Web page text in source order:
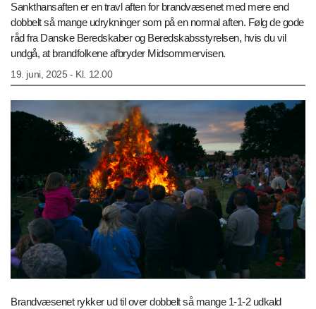
Sankthansaften er en travl aften for brandvæsenet med mere end
dobbelt så mange udrykninger som på en normal aften. Følg de gode
råd fra Danske Beredskaber og Beredskabsstyrelsen, hvis du vil
undgå, at brandfolkene afbryder Midsommervisen.
19. juni, 2025 - Kl. 12.00
Brandvæsenet rykker ud til over dobbelt så mange 1-1-2 udkald